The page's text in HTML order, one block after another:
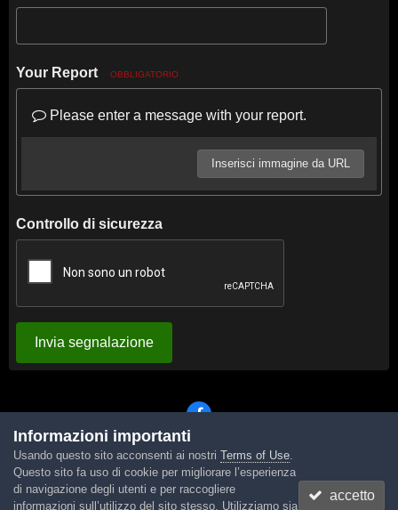
Your Report OBBLIGATORIO
Please enter a message with your report.
Inserisci immagine da URL
Controllo di sicurezza
Invia segnalazione
Lingua Tema Contattaci Cookies
Powered by Invision Community
Informazioni importanti
Usando questo sito acconsenti ai nostri Terms of Use.
Questo sito fa uso di cookie per migliorare l’esperienza
di navigazione degli utenti e per raccogliere
informazioni sull’utilizzo del sito stesso. Utilizziamo sia
accetto